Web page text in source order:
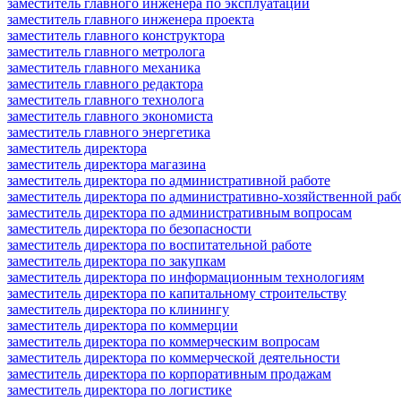
заместитель главного инженера проекта
заместитель главного конструктора
заместитель главного метролога
заместитель главного механика
заместитель главного редактора
заместитель главного технолога
заместитель главного экономиста
заместитель главного энергетика
заместитель директора
заместитель директора магазина
заместитель директора по административной работе
заместитель директора по административно-хозяйственной
заместитель директора по административным вопросам
заместитель директора по безопасности
заместитель директора по воспитательной работе
заместитель директора по закупкам
заместитель директора по информационным технологиям
заместитель директора по капитальному строительству
заместитель директора по клинингу
заместитель директора по коммерции
заместитель директора по коммерческим вопросам
заместитель директора по коммерческой деятельности
заместитель директора по корпоративным продажам
заместитель директора по логистике